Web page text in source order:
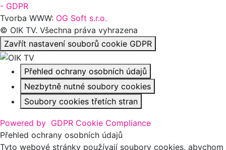
- GDPR
Tvorba WWW: OG Soft s.r.o.
© OIK TV. Všechna práva vyhrazena
Zavřít nastavení souborů cookie GDPR
Přehled ochrany osobních údajů
Nezbytně nutné soubory cookies
Soubory cookies třetích stran
Powered by GDPR Cookie Compliance
Přehled ochrany osobních údajů
Tyto webové stránky používají soubory cookies, abychom